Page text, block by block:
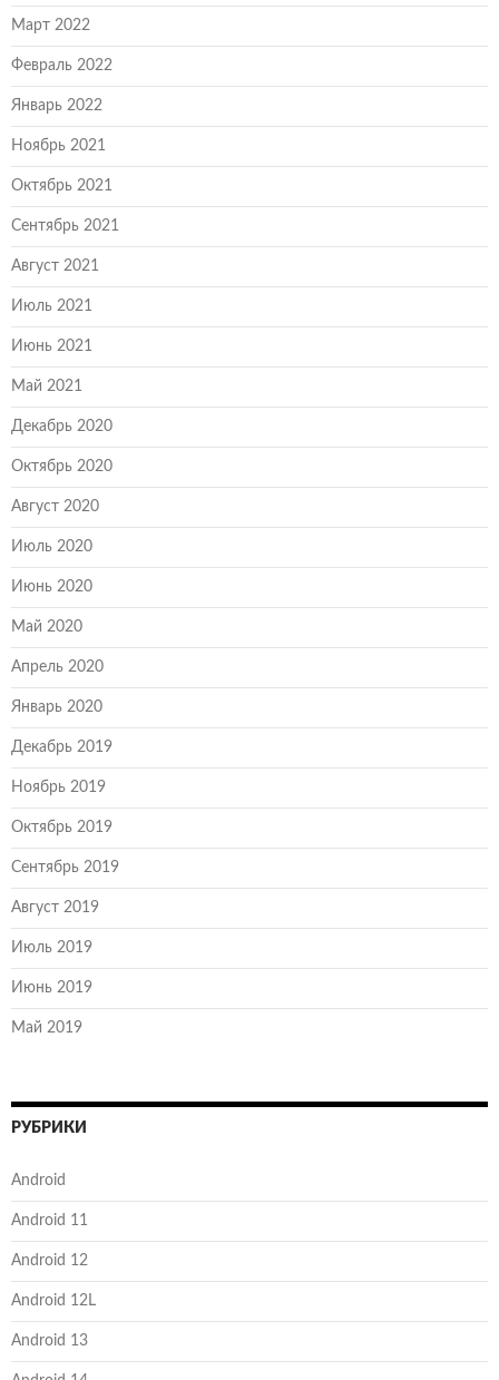
Март 2022
Февраль 2022
Январь 2022
Ноябрь 2021
Октябрь 2021
Сентябрь 2021
Август 2021
Июль 2021
Июнь 2021
Май 2021
Декабрь 2020
Октябрь 2020
Август 2020
Июль 2020
Июнь 2020
Май 2020
Апрель 2020
Январь 2020
Декабрь 2019
Ноябрь 2019
Октябрь 2019
Сентябрь 2019
Август 2019
Июль 2019
Июнь 2019
Май 2019
РУБРИКИ
Android
Android 11
Android 12
Android 12L
Android 13